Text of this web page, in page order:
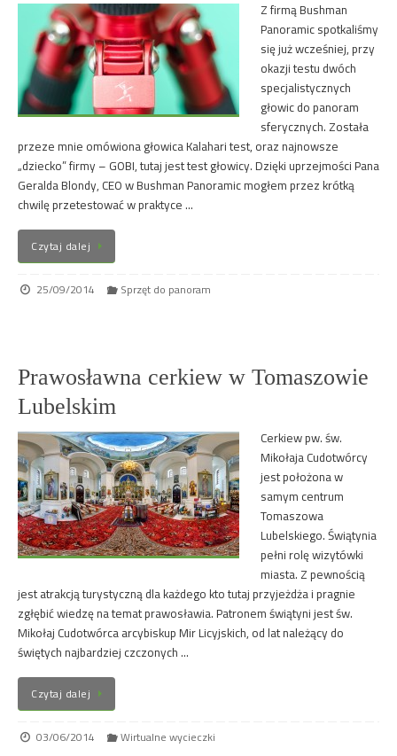
Z firmą Bushman
Panoramic spotkaliśmy
się już wcześniej, przy
okazji testu dwóch
specjalistycznych
głowic do panoram
sferycznych. Została
przeze mnie omówiona głowica Kalahari test, oraz najnowsze
„dziecko” firmy – GOBI, tutaj jest test głowicy. Dzięki uprzejmości Pana
Geralda Blondy, CEO w Bushman Panoramic mogłem przez krótką
chwilę przetestować w praktyce …
Czytaj dalej
25/09/2014 Sprzęt do panoram
Prawosławna cerkiew w Tomaszowie
Lubelskim
Cerkiew pw. św.
Mikołaja Cudotwórcy
jest położona w
samym centrum
Tomaszowa
Lubelskiego. Świątynia
pełni rolę wizytówki
miasta. Z pewnością
jest atrakcją turystyczną dla każdego kto tutaj przyjeżdża i pragnie
zgłębić wiedzę na temat prawosławia. Patronem świątyni jest św.
Mikołaj Cudotwórca arcybiskup Mir Licyjskich, od lat należący do
świętych najbardziej czczonych …
Czytaj dalej
03/06/2014 Wirtualne wycieczki